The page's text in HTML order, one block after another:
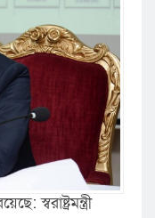
স্বরাষ্ট্রমন্ত্রী